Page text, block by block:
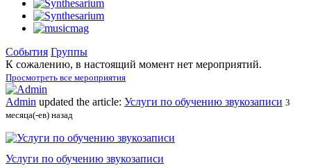
События Группы
К сожалению, в настоящий момент нет мероприятий.
Просмотреть все мероприятия
Admin updated the article: Услуги по обучению звукозаписи 3
месяца(-ев) назад
Услуги по обучению звукозаписи